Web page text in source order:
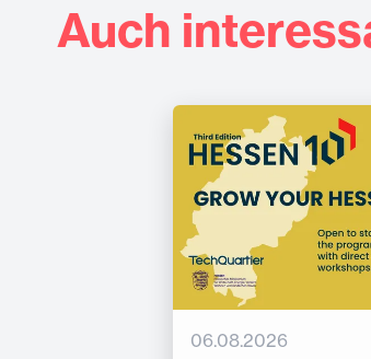
Auch
06.08.2026